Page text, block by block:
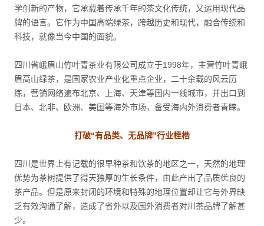
学创新的产物，它承载着传承千年的茶文化传统，又运用现代品
牌的语言。它作为中国高端绿茶，跨越历史和现代，融合传统和
科技，就像当今中国的面貌。
四川省峨眉山竹叶青茶业有限公司成立于1998年，主营竹叶青峨
眉高山绿茶，是国家农业产业化重点企业，二十余载的风云历
练，营销网络遍布北京、上海、天津等国内一线城市，并出口到
日本、北非、欧洲、美国等海外市场，备受海内外消费者青睐。
打破“有品类、无品牌”行业桎梏
四川是世界上有记载的很早种茶和饮茶的地区之一，天然的地理
优势为茶树提供了得天独厚的生长条件，由此产出了品质优良的
茶产品。但是原来封闭的环境和特殊的地理位置却让它与外界缺
乏有效沟通了解，造成了省外以及国外消费者对川茶品牌了解甚
少。